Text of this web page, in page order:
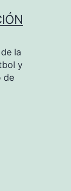
la
y
de